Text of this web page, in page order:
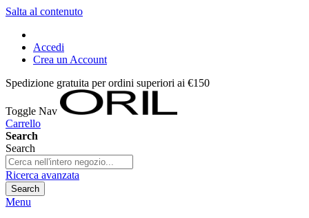
Salta al contenuto
Accedi
Crea un Account
Spedizione gratuita per ordini superiori ai €150
Toggle Nav
Carrello
Search
Search
Ricerca avanzata
Search
Menu